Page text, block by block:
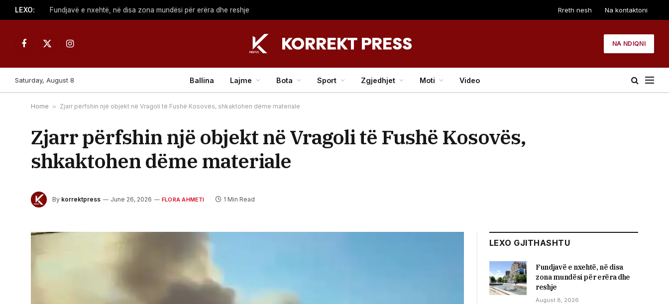
LEXO: Fundjavë e nxehtë, në disa zona mundësi për erëra dhe reshje Rreth nesh Na kontaktoni
Facebook
X
Instagram
NA NDIQNI
Saturday, August 8 Ballina Lajme Bota Sport Zgjedhjet Moti Video
Home » Zjarr përfshin një objekt në Vragoli të Fushë Kosovës, shkaktohen dëme materiale
Zjarr përfshin një objekt në Vragoli të Fushë Kosovës,
shkaktohen dëme materiale
By korrektpress June 26, 2026 FLORA AHMETI 1 Min Read
LEXO GJITHASHTU
Fundjavë e nxehtë, në disa
zona mundësi për erëra dhe
reshje
August 8, 2026